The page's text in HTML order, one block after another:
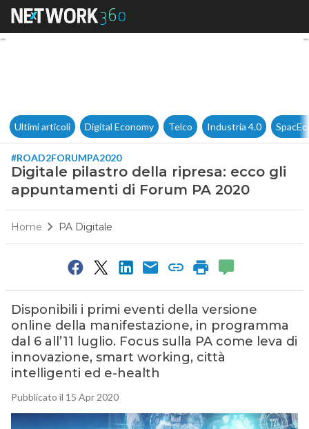
Digitale pilastro della
Ultimi articoli Digital Economy Telco Industria 4.0
#ROAD2FORUMPA2020
Digitale pilastro della ripresa: ecco gli
appuntamenti di Forum PA 2020
Home PA Digitale
Disponibili i primi eventi della versione
online della manifestazione, in programma
dal 6 all’11 luglio. Focus sulla PA come leva di
innovazione, smart working, città
intelligenti ed e-health
Pubblicato il 15 Apr 2020